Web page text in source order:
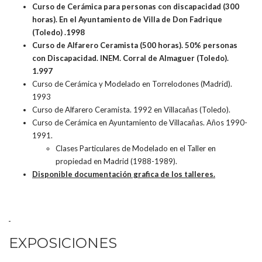
Curso de Cerámica para personas con discapacidad (300
horas). En el Ayuntamiento de Villa de Don Fadrique
(Toledo) .1998
Curso de Alfarero Ceramista (500 horas). 50% personas
con Discapacidad. INEM. Corral de Almaguer (Toledo).
1.997
Curso de Cerámica y Modelado en Torrelodones (Madrid).
1993
Curso de Alfarero Ceramista. 1992 en Villacañas (Toledo).
Curso de Cerámica en Ayuntamiento de Villacañas. Años 1990-
1991.
Clases Particulares de Modelado en el Taller en
propiedad en Madrid (1988-1989).
Disponible documentación grafica de los talleres.
EXPOSICIONES